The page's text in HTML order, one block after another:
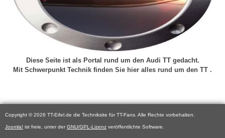
Diese Seite ist als Portal rund um den Audi TT gedacht.
Mit Schwerpunkt Technik finden Sie hier alles rund um den TT .
Copyright © 2026 TT-Eifel.de die Techniksite für TT-Fans. Alle Rechte vorbehalten.
Joomla! ist freie, unter der GNU/GPL-Lizenz veröffentlichte Software.